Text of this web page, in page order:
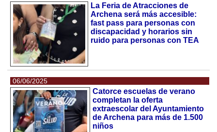
La Feria de Atracciones de
Archena será más accesible:
fast pass para personas con
discapacidad y horarios sin
ruido para personas con TEA
06/06/2025
Catorce escuelas de verano
completan la oferta
extraescolar del Ayuntamiento
de Archena para más de 1.500
niños